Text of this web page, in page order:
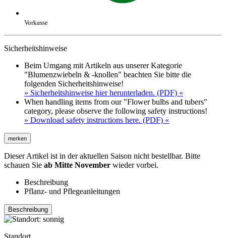
Vorkasse
Sicherheitshinweise
Beim Umgang mit Artikeln aus unserer Kategorie
"Blumenzwiebeln & -knollen" beachten Sie bitte die
folgenden Sicherheitshinweise!
» Sicherheitshinweise hier herunterladen. (PDF) «
When handling items from our "Flower bulbs and tubers"
category, please observe the following safety instructions!
» Download safety instructions here. (PDF) «
merken
Dieser Artikel ist in der aktuellen Saison nicht bestellbar. Bitte
schauen Sie ab Mitte November wieder vorbei.
Beschreibung
Pflanz- und Pflegeanleitungen
Beschreibung